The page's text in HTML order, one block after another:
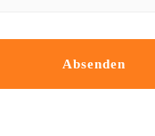
Absenden